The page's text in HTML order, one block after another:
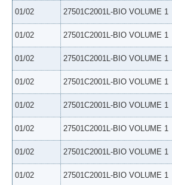
01/02 27501C2001L-BIO VOLUME 1
01/02 27501C2001L-BIO VOLUME 1
01/02 27501C2001L-BIO VOLUME 1
01/02 27501C2001L-BIO VOLUME 1
01/02 27501C2001L-BIO VOLUME 1
01/02 27501C2001L-BIO VOLUME 1
01/02 27501C2001L-BIO VOLUME 1
01/02 27501C2001L-BIO VOLUME 1